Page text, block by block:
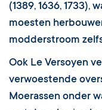
(1389, 1636, 1733),
moesten
modderstroom
Ook Le Versoyen
verwoestende
Moerassen onder